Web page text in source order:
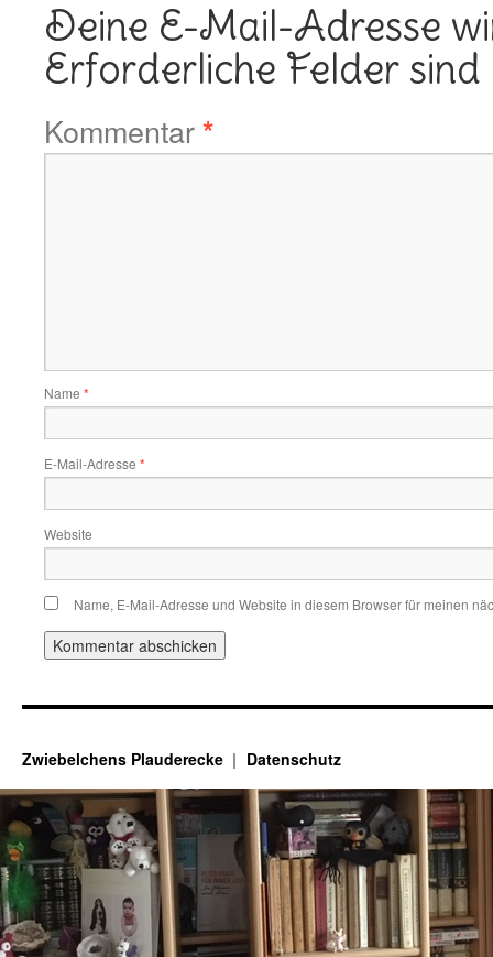
Deine E-Mail-Adresse
Erforderliche Felder
Kommentar*
Name *
E-Mail-Adresse *
Website
Name, E-Mail-Adresse und Website in diesem Browser für meinen
Zwiebelchens Plauderecke Datenschutz